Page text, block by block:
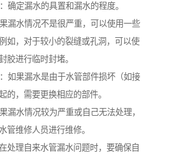
确定漏水的具置和漏水的程度。
漏水情况不是很严重，可以使用一些
如，对于较小的裂缝或孔洞，可以使
胶进行临时封堵。
如果漏水是由于水管部件损坏（如接
的，需要更换相应的部件。
漏水情况较为严重或自己无法处理，
管维修人员进行维修。
处理自来水管漏水问题时，要确保自